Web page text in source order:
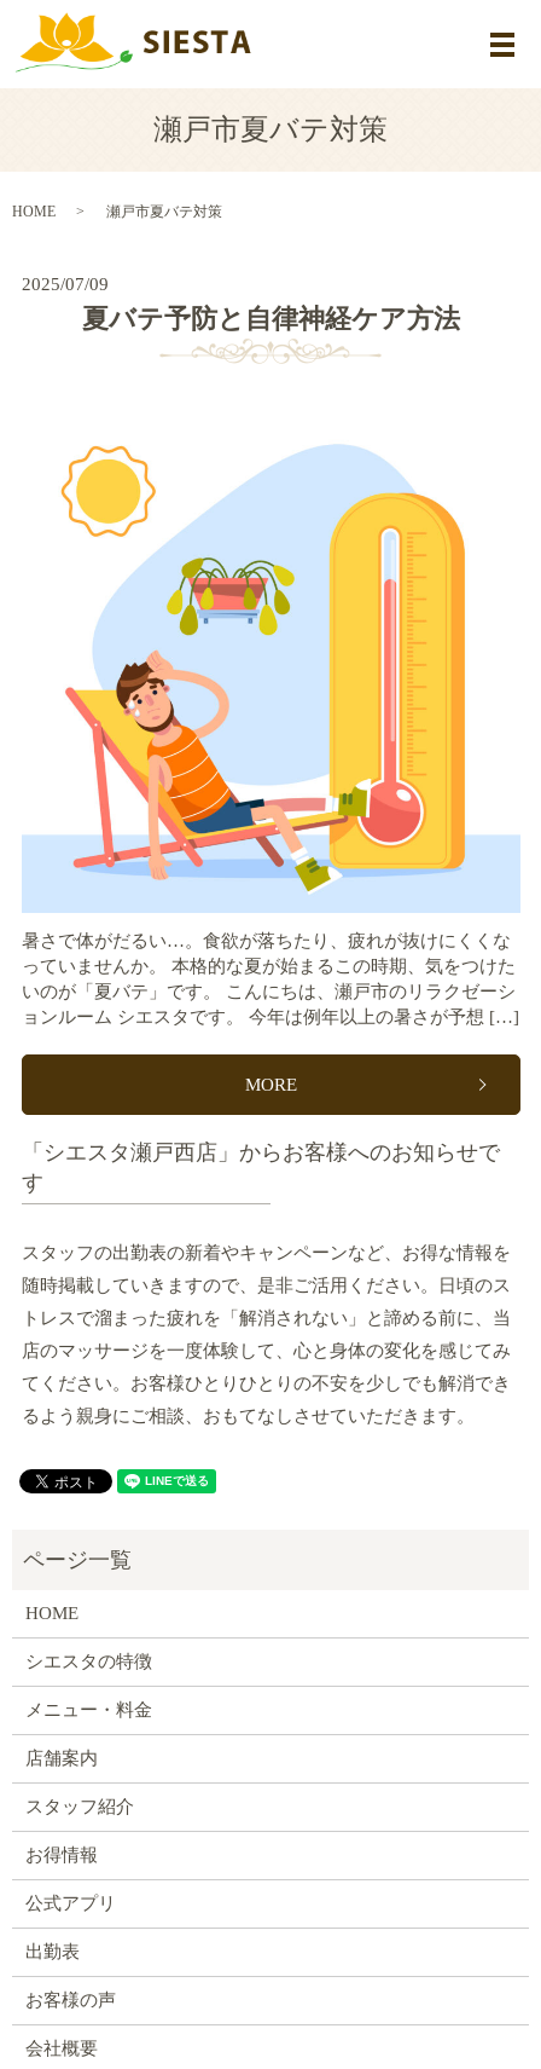
メ
瀬戸市夏バテ対策
HOME 瀬戸市夏バテ対策
2025/07/09
夏バテ予防と自律神経ケア方法
暑さで体がだるい…。食欲が落ちたり、疲れが抜けにくくな
っていませんか。 本格的な夏が始まるこの時期、気をつけた
いのが「夏バテ」です。 こんにちは、瀬戸市のリラクゼーシ
ョンルーム シエスタです。 今年は例年以上の暑さが予想 […]
MORE
「シエスタ瀬戸西店」からお客様へのお知らせで
す
スタッフの出勤表の新着やキャンペーンなど、お得な情報を
随時掲載していきますので、是非ご活用ください。日頃のス
トレスで溜まった疲れを「解消されない」と諦める前に、当
店のマッサージを一度体験して、心と身体の変化を感じてみ
てください。お客様ひとりひとりの不安を少しでも解消でき
るよう親身にご相談、おもてなしさせていただきます。
HOME
シエスタの特徴
メニュー・料金
店舗案内
スタッフ紹介
お得情報
公式アプリ
出勤表
お客様の声
会社概要